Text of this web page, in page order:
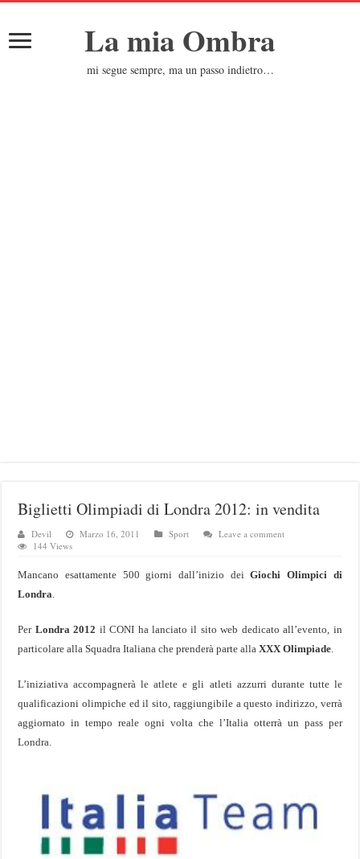
La mia Ombra
mi segue sempre, ma un passo indietro…
Biglietti Olimpiadi di Londra 2012: in vendita
Devil Marzo 16, 2011 Sport
Leave a comment
144 Views
Mancano esattamente 500 giorni dall’inizio deiGiochi Olimpici di
Londra.
Per Londra 2012 il CONI ha lanciato il sito web dedicato all’evento, in
particolare alla Squadra Italiana che prenderà parte allaXXX Olimpiade.
L’iniziativa accompagnerà le atlete e gli atleti azzurri durante tutte le
qualificazioni olimpiche ed il sito, raggiungibile a questo indirizzo, verrà
aggiornato in tempo reale ogni volta che l’Italia otterrà un pass per
Londra.